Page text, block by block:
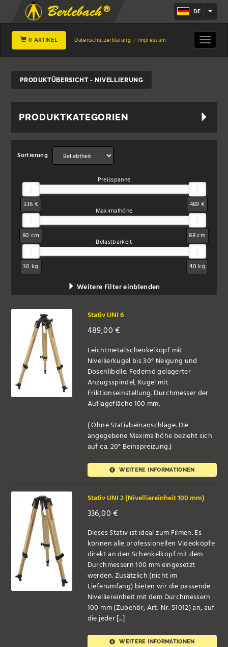
DE
0 ARTIKEL Datenschutzerklärung Impressum
Toggle
PRODUKTÜBERSICHT - NIVELLIERUNG
PRODUKTKATEGORIEN
Sortierung
Preisspanne
336 € 489 €
Maximalhöhe
80 cm 88 cm
Belastbarkeit
30 kg 40 kg
Weitere Filter einblenden
Stativ UNI 6
489,00€
Leichtmetallschenkelkopf mit
Nivellierkugel bis 30° Neigung und
Dosenlibelle. Federnd gelagerter
Anzugsspindel, Kugel mit
Friktionseinstellung. Durchmesser der
Auflagefläche 100 mm.
( Ohne Stativbeinanschläge. Die
angegebene Maximalhöhe bezieht sich
auf ca. 20° Beinspreizung.)
WEITERE INFORMATIONEN
Stativ UNI 2 (Nivelliereinheit 100 mm)
336,00€
Dieses Stativ ist ideal zum Filmen. Es
können alle professionellen Videoköpfe
direkt an den Schenkelkopf mit dem
Durchmessern 100 mm eingesetzt
werden. Zusätzlich (nicht im
Lieferumfang) bieten wir die passende
Nivelliereinheit mit dem Durchmessern
100 mm (Zubehör, Art.-Nr. 51012) an, auf
die jeder [...]
WEITERE INFORMATIONEN